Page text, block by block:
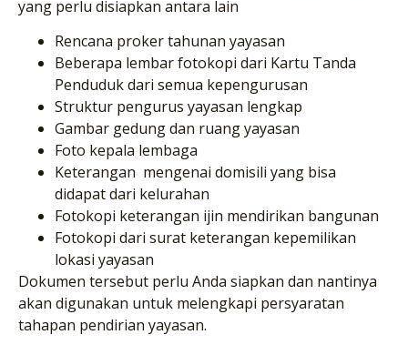
yang perlu disiapkan antara lain
Rencana proker tahunan yayasan
Beberapa lembar fotokopi dari Kartu Tanda
Penduduk dari semua kepengurusan
Struktur pengurus yayasan lengkap
Gambar gedung dan ruang yayasan
Foto kepala lembaga
Keterangan mengenai domisili yang bisa
didapat dari kelurahan
Fotokopi keterangan ijin mendirikan bangunan
Fotokopi dari surat keterangan kepemilikan
lokasi yayasan
Dokumen tersebut perlu Anda siapkan dan nantinya
akan digunakan untuk melengkapi persyaratan
tahapan pendirian yayasan.